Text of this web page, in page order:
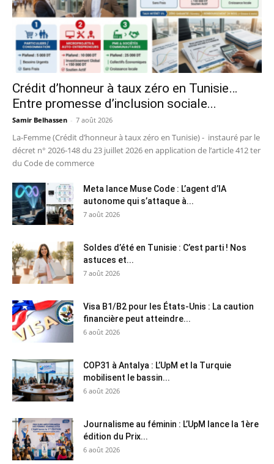
Crédit d’honneur à taux zéro en Tunisie…
Entre promesse d’inclusion sociale...
Samir Belhassen - 7 août 2026
La-Femme (Crédit d’honneur à taux zéro en Tunisie) - instauré par le
décret n° 2026-148 du 23 juillet 2026 en application de l’article 412 ter
du Code de commerce
Meta lance Muse Code : L’agent d’IA
autonome qui s’attaque à...
7 août 2026
Soldes d’été en Tunisie : C’est parti ! Nos
astuces et...
7 août 2026
Visa B1/B2 pour les États-Unis : La caution
financière peut atteindre...
6 août 2026
COP31 à Antalya : L’UpM et la Turquie
mobilisent le bassin...
6 août 2026
Journalisme au féminin : L’UpM lance la 1ère
édition du Prix...
6 août 2026